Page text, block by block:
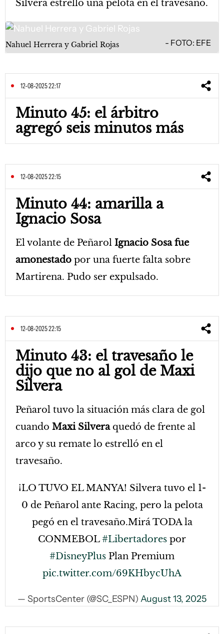
Silvera estrelló una pelota en el travesaño.
Nahuel Herrera y Gabriel Rojas FOTO: EFE
12-08-2025 22:17
Minuto 45: el árbitro
agregó seis minutos más
12-08-2025 22:15
Minuto 44: amarilla a
Ignacio Sosa
El volante de Peñarol Ignacio Sosa fue
amonestado por una fuerte falta sobre
Martirena. Pudo ser expulsado.
12-08-2025 22:15
Minuto 43: el travesaño le
dijo que no al gol de Maxi
Silvera
Peñarol tuvo la situación más clara de gol
cuando Maxi Silveraquedó de frente al
arco y su remate lo estrelló en el
travesaño.
¡LO TUVO EL MANYA! Silvera tuvo el 1-
0 de Peñarol ante Racing, pero la pelota
pegó en el travesaño.Mirá TODA la
CONMEBOL#Libertadores por
#DisneyPlus Plan Premium
pic.twitter.com/69KHbycUhA
— SportsCenter (@SC_ESPN) August 13, 2025